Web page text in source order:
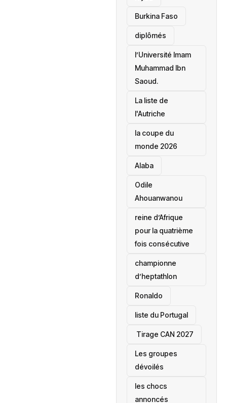
Burkina Faso
diplômés
l’Université Imam
Muhammad Ibn
Saoud.
‎La liste de
l'Autriche
la coupe du
monde 2026
Alaba
Odile
Ahouanwanou
reine d’Afrique
pour la quatrième
fois consécutive
championne
d’heptathlon
Ronaldo
liste du Portugal
‎ Tirage CAN 2027
Les groupes
dévoilés
les chocs
annoncés